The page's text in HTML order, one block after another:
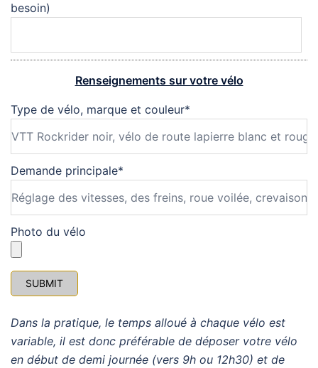
besoin)
Renseignements sur votre vélo
Type de vélo, marque et couleur*
Demande principale*
Photo du vélo
SUBMIT
Dans la pratique, le temps alloué à chaque vélo est
variable, il est donc préférable de déposer votre vélo
en début de demi journée (vers 9h ou 12h30) et de